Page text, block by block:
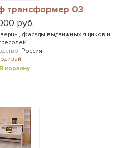
трансформер 03
руб.
фасады выдвижных ящиков и
Россия
В корзину